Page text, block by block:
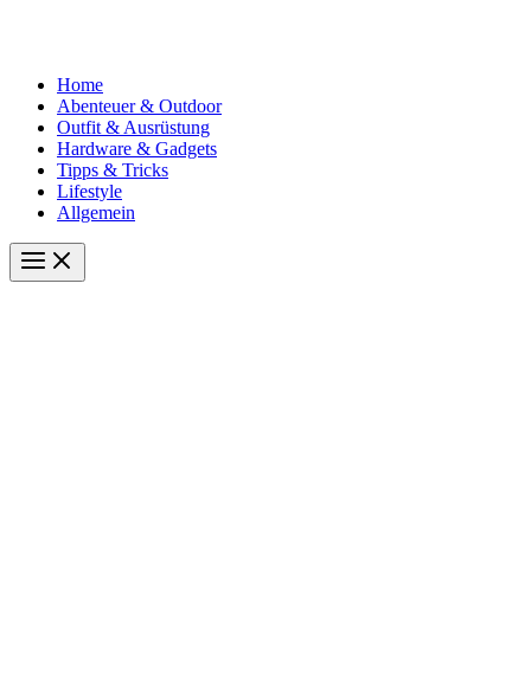
Home
Abenteuer & Outdoor
Outfit & Ausrüstung
Hardware & Gadgets
Tipps & Tricks
Lifestyle
Allgemein